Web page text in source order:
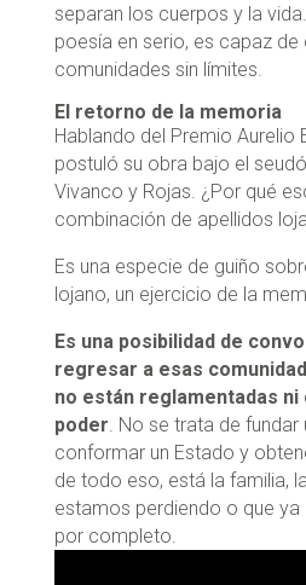
separan los cuerpos y la
poesía en serio, es capaz
comunidades sin límites.
El retorno de la memoria
Hablando del Premio Aurelio
postuló su obra bajo el
Vivanco y Rojas. ¿Por qué
combinación de apellidos
Es una especie de guiño
lojano, un ejercicio de la
Es una posibilidad de
regresar a esas
no están reglamentadas ni
poder. No se trata de fundar
conformar un Estado y
de todo eso, está la familia,
estamos perdiendo o que
por completo.